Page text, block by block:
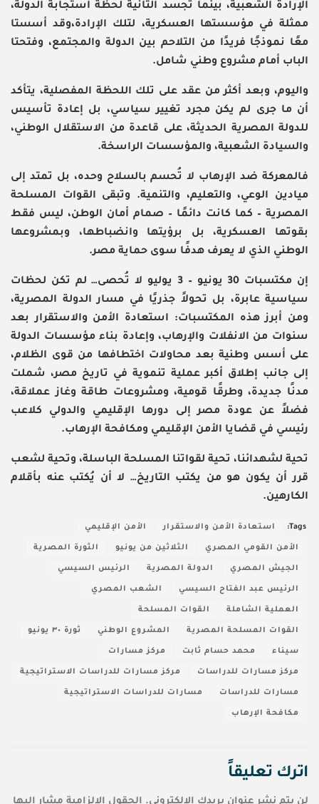
الإرادة الشعبية، بينما تجسد الثانية لحظة استجابة الدولة،
ممثلة في مؤسستها العسكرية، لتلك الإرادة،وقد أسستا
معًا نموذجًا فريدًا من التلاحم بين الدولة والمجتمع، وفتحتا
الباب أمام مشروع وطني شامل.
واليوم، وبعد أكثر من عقد على تلك اللحظة المفصلية، يتأكد
أن ما جرى لم يكن مجرد تغيير سياسي، بل إعادة تأسيس
للدولة المصرية الحديثة، على قاعدة من الاستقلال الوطني،
والسيادة الشعبية، والمؤسسات الراسخة.
فالمعركة ضد الإرهاب لا تُحسم بالسلاح وحده، بل تمتد إلى
ميادين الوعي، والتعليم، والتنمية. وتبقى القوات المسلحة
المصرية – كما كانت دائمًا – صمام أمان الوطن، ليس فقط
بقوتها العسكرية، بل برؤيتها وانضباطها، وبمشروعها
الوطني الذي لا يعرف هدفًا سوى حماية مصر.
إن مكتسبات 30 يونيو – 3 يوليو لا تُحصى… لم تكن لحظات
سياسية عابرة، بل تحولاً جذريًا في مسار الدولة المصرية،
ومن أبرز هذه المكتسبات: استعادة الأمن والاستقرار بعد
سنوات من الانفلات والإرهاب، وإعادة بناء مؤسسات الدولة
على أسس وطنية بعد محاولات اختطافها من قوى الظلام،
إلى جانب إطلاق أكبر عملية تنموية في تاريخ مصر، شملت
مدنًا جديدة، وطرقًا قومية، ومشروعات طاقة وغاز عملاقة،
فضلاً عن عودة مصر إلى دورها الإقليمي والدولي كلاعب
رئيسي في قضايا الأمن الإقليمي ومكافحة الإرهاب.
تحية لشهدائنا، تحية لقواتنا المسلحة الباسلة، وتحية لشعب
قرر أن يكون هو من يكتب التاريخ… لا أن يُكتب عنه بأقلام
الكارهين.
Tags: استعادة الأمن والاستقرار الأمن الإقليمي
الأمن القومي المصري الثلاثين من يونيو الثورة المصرية
الجيش المصري الدولة المصرية الرئيس السيسي
الرئيس عبد الفتاح السيسي الشعب المصري
العملية الشاملة القوات المسلحة
القوات المسلحة المصرية المشروع الوطني ثورة ٣٠ يونيو
سيناء محمد حسام ثابت مركز مسارات
مركز مسارات للدراسات مركز مسارات للدراسات الاستراتيجية
مسارات للدراسات مسارات للدراسات الاستراتيجية
مكافحة الإرهاب
اترك تعليقاً
لن يتم نشر عنوان بريدك الإلكتروني. الحقول الإلزامية مشار إليها